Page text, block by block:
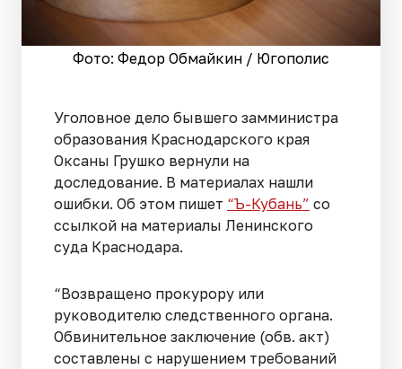
Фото: Федор Обмайкин / Югополис
Уголовное дело бывшего замминистра
образования Краснодарского края
Оксаны Грушко вернули на
доследование. В материалах нашли
ошибки. Об этом пишет “Ъ-Кубань” со
ссылкой на материалы Ленинского
суда Краснодара.
“Возвращено прокурору или
руководителю следственного органа.
Обвинительное заключение (обв. акт)
составлены с нарушением требований